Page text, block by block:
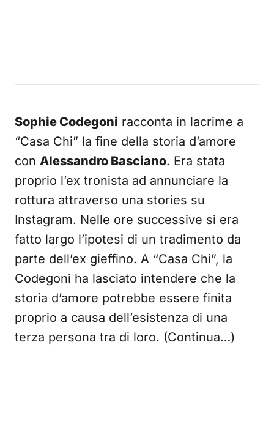
Sophie Codegoni racconta in lacrime a
“Casa Chi” la fine della storia d’amore
con Alessandro Basciano. Era stata
proprio l’ex tronista ad annunciare la
rottura attraverso una stories su
Instagram. Nelle ore successive si era
fatto largo l’ipotesi di un tradimento da
parte dell’ex gieffino. A “Casa Chi”, la
Codegoni ha lasciato intendere che la
storia d’amore potrebbe essere finita
proprio a causa dell’esistenza di una
terza persona tra di loro. (Continua…)